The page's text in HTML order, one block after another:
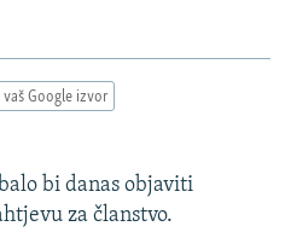
Google izvor
bi danas objaviti
za članstvo.